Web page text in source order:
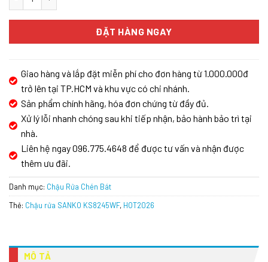
ĐẶT HÀNG NGAY
Giao hàng và lắp đặt miễn phí cho đơn hàng từ 1.000.000đ
trở lên tại TP.HCM và khu vực có chi nhánh.
Sản phẩm chính hãng, hóa đơn chứng từ đầy đủ.
Xử lý lỗi nhanh chóng sau khi tiếp nhận, bảo hành bảo trì tại
nhà.
Liên hệ ngay 096.775.4648 để được tư vấn và nhận được
thêm ưu đãi.
Danh mục: Chậu Rửa Chén Bát
Thẻ: Chậu rửa SANKO KS8245WF, HOT2026
MÔ TẢ